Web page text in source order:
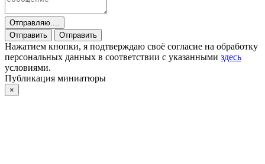
Отправляю....
Отправить
Отправить
Нажатием кнопки, я подтверждаю своё согласие на обработку
персональных данных в соответствии с указанными здесь
условиями.
Публикация миниатюры
×